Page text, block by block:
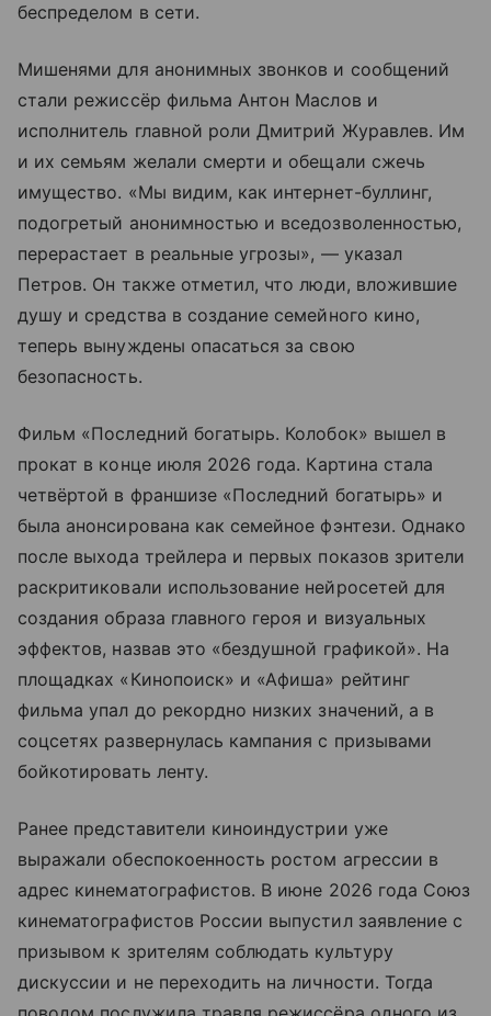
беспределом в сети.
Мишенями для анонимных звонков и сообщений
стали режиссёр фильма Антон Маслов и
исполнитель главной роли Дмитрий Журавлев. Им
и их семьям желали смерти и обещали сжечь
имущество. «Мы видим, как интернет-буллинг,
подогретый анонимностью и вседозволенностью,
перерастает в реальные угрозы», — указал
Петров. Он также отметил, что люди, вложившие
душу и средства в создание семейного кино,
теперь вынуждены опасаться за свою
безопасность.
Фильм «Последний богатырь. Колобок» вышел в
прокат в конце июля 2026 года. Картина стала
четвёртой в франшизе «Последний богатырь» и
была анонсирована как семейное фэнтези. Однако
после выхода трейлера и первых показов зрители
раскритиковали использование нейросетей для
создания образа главного героя и визуальных
эффектов, назвав это «бездушной графикой». На
площадках «Кинопоиск» и «Афиша» рейтинг
фильма упал до рекордно низких значений, а в
соцсетях развернулась кампания с призывами
бойкотировать ленту.
Ранее представители киноиндустрии уже
выражали обеспокоенность ростом агрессии в
адрес кинематографистов. В июне 2026 года Союз
кинематографистов России выпустил заявление с
призывом к зрителям соблюдать культуру
дискуссии и не переходить на личности. Тогда